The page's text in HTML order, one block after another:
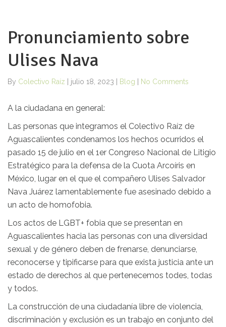
Pronunciamiento sobre
Ulises Nava
By Colectivo Raíz | julio 18, 2023 | Blog | No Comments
A la ciudadana en general:
Las personas que integramos el Colectivo Raíz de
Aguascalientes condenamos los hechos ocurridos el
pasado 15 de julio en el 1er Congreso Nacional de Litigio
Estratégico para la defensa de la Cuota Arcoíris en
México, lugar en el que el compañero Ulises Salvador
Nava Juárez lamentablemente fue asesinado debido a
un acto de homofobia.
Los actos de LGBT+ fobia que se presentan en
Aguascalientes hacia las personas con una diversidad
sexual y de género deben de frenarse, denunciarse,
reconocerse y tipificarse para que exista justicia ante un
estado de derechos al que pertenecemos todes, todas
y todos.
La construcción de una ciudadanía libre de violencia,
discriminación y exclusión es un trabajo en conjunto del